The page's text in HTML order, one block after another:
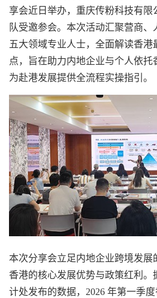
享会近日举办，重庆传粉科技有限
队受邀参会。本次活动汇聚营商
五大领域专业人士，全面解读香
点，旨在助力内地企业与个人依托
为赴港发展提供全流程实操指引。
本次分享会立足内地企业跨境发展
香港的核心发展优势与政策红利
计处发布的数据， 2026 年第一季